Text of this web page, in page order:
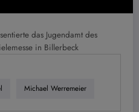
das Jugendamt des
in Billerbeck
Michael Werremeier